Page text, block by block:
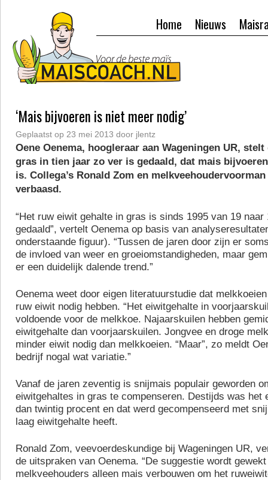
Nieuws
Home
‘Mais bijvoeren is niet meer nodig’
Geplaatst op 23 mei 2013 door jlentz
Oene Oenema, hoogleraar aan Wageningen UR,
gras in tien jaar zo ver is gedaald, dat mais
is. Collega’s Ronald Zom en
verbaasd.
“Het ruw eiwit gehalte in gras is sinds 1995 van 19 naar
gedaald”, vertelt Oenema op basis van
onderstaande figuur). “Tussen de jaren door zijn er
de invloed van weer en groeiomstandigheden, maar
er een duidelijk dalende trend.”
Oenema weet door eigen literatuurstudie dat
ruw eiwit nodig hebben. “Het eiwitgehalte in
voldoende voor de melkkoe. Najaarskuilen hebben
eiwitgehalte dan voorjaarskuilen. Jongvee en droge
minder eiwit nodig dan melkkoeien. “Maar”, zo meldt
bedrijf nogal wat variatie.”
Vanaf de jaren zeventig is snijmais populair geworden
eiwitgehaltes in gras te compenseren. Destijds was het
dan twintig procent en dat werd gecompenseerd met
laag eiwitgehalte heeft.
Ronald Zom, veevoerdeskundige bij Wageningen UR,
de uitspraken van Oenema. “De suggestie wordt
melkveehouders alleen mais verbouwen om het